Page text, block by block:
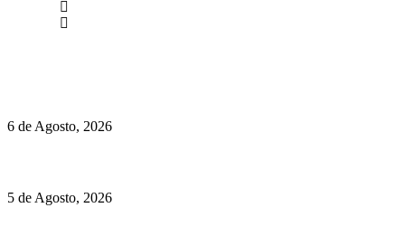
6 de Agosto, 2026
5 de Agosto, 2026